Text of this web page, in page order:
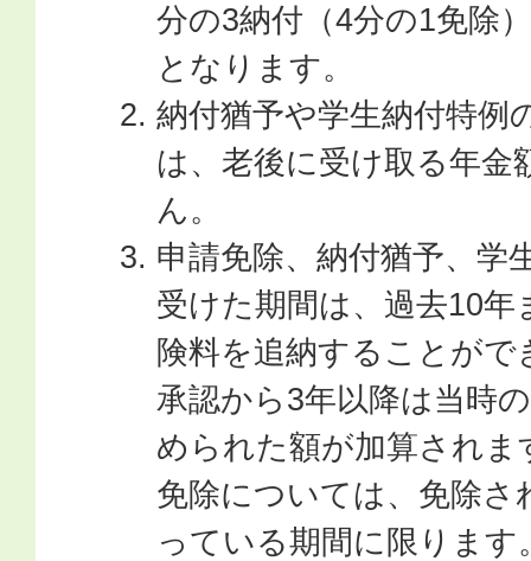
分の3納付（4分の1免除
となります。
納付猶予や学生納付特例
は、老後に受け取る年金
ん。
申請免除、納付猶予、学
受けた期間は、過去10
険料を追納することが
承認から3年以降は当時
められた額が加算されま
免除については、免除さ
っている期間に限ります